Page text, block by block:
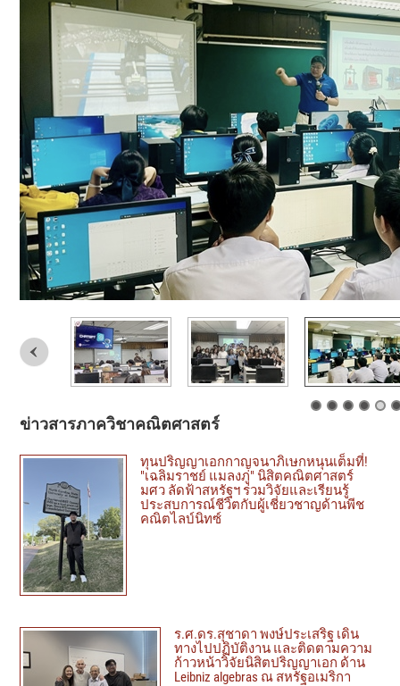
ข่าวสารภาควิชาคณิตศาสตร์
ทุนปริญญาเอกกาญจนาภิเษกหนุนเต็มที่!
"เฉลิมราชย์ แมลงภู่" นิสิตคณิตศาสตร์
มศว ลัดฟ้าสหรัฐฯ ร่วมวิจัยและเรียนรู้
ประสบการณ์ชีวิตกับผู้เชี่ยวชาญด้านพีช
คณิตไลบ์นิทซ์
ร.ศ.ดร.สุชาดา พงษ์ประเสริฐ เดิน
ทางไปปฏิบัติงาน และติดตามความ
ก้าวหน้าวิจัยนิสิตปริญญาเอก ด้าน
Leibniz algebras ณ สหรัฐอเมริกา